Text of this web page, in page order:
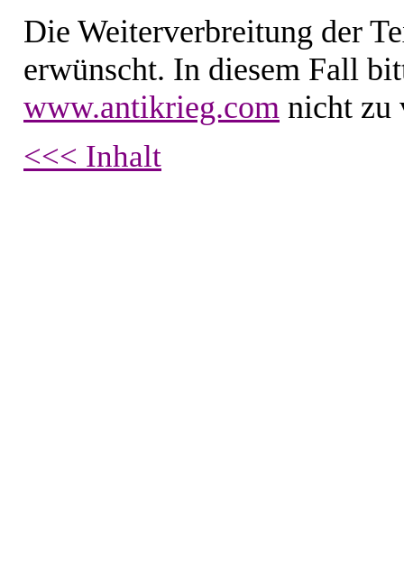
Die Weiterverbreitung der
erwünscht. In diesem Fall
www.antikrieg.com nicht zu
<<< Inhalt